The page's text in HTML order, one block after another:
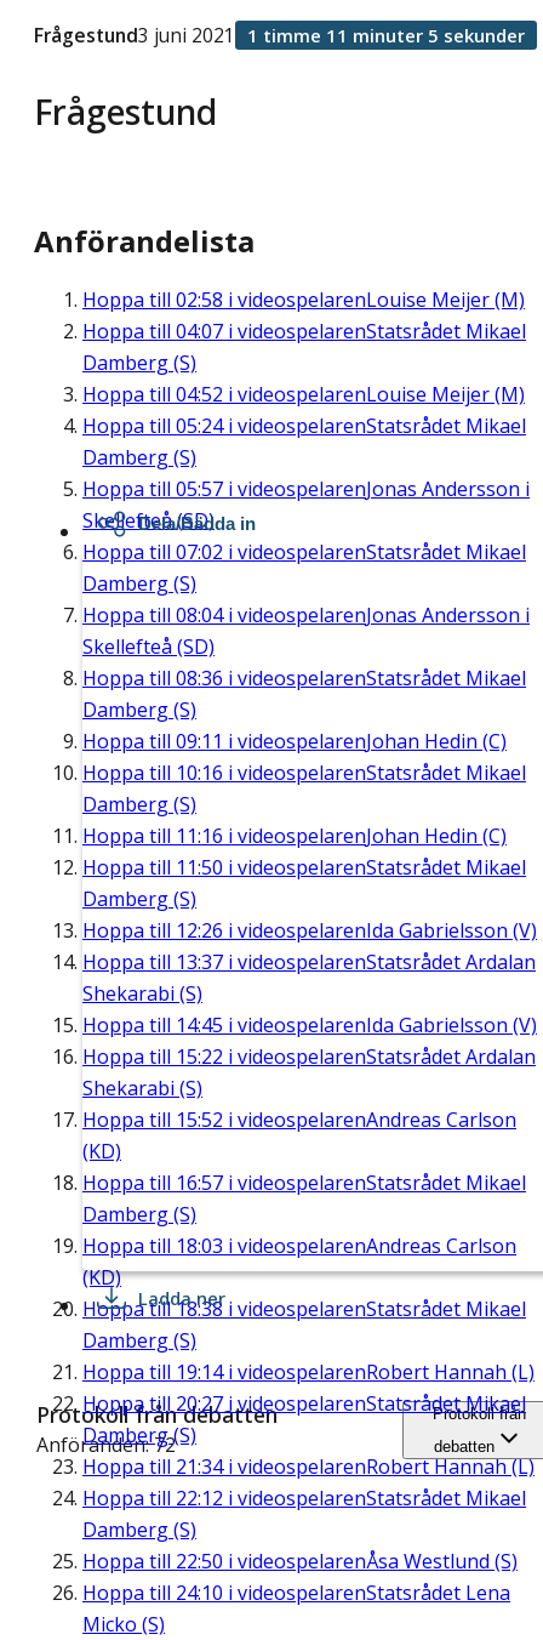
Frågestund
Frågestund3 juni 2021 1 timme 11 minuter 5 sekunder
Anförandelista
Hoppa till 02:58 i videospelarenLouise Meijer (M)
Hoppa till 04:07 i videospelarenStatsrådet Mikael
Damberg (S)
Hoppa till 04:52 i videospelarenLouise Meijer (M)
Hoppa till 05:24i videospelarenStatsrådet Mikael
Damberg (S)
Hoppa till 05:57 i videospelarenJonas Andersson i
Skellefteå (SD)
Hoppa till 07:02 i videospelarenStatsrådet Mikael
Damberg (S)
Hoppa till 08:04i videospelarenJonas Andersson i
Skellefteå (SD)
Hoppa till 08:36 i videospelarenStatsrådet Mikael
Damberg (S)
Hoppa till 09:11 i videospelarenJohan Hedin (C)
Hoppa till 10:16 i videospelarenStatsrådet Mikael
Damberg (S)
Hoppa till 11:16 i videospelarenJohan Hedin (C)
Hoppa till 11:50 i videospelarenStatsrådet Mikael
Damberg (S)
Hoppa till 12:26 i videospelarenIda Gabrielsson (V)
Hoppa till 13:37 i videospelarenStatsrådet Ardalan
Shekarabi (S)
Hoppa till 14:45 i videospelarenIda Gabrielsson (V)
Hoppa till 15:22 i videospelarenStatsrådet Ardalan
Shekarabi (S)
Hoppa till 15:52 i videospelarenAndreas Carlson
(KD)
Hoppa till 16:57 i videospelarenStatsrådet Mikael
Damberg (S)
Hoppa till 18:03 i videospelarenAndreas Carlson
(KD)
Hoppa till18:38 i videospelarenStatsrådet Mikael
Damberg (S)
Hoppa till 19:14i videospelarenRobert Hannah (L)
Hoppa till 20:27 i videospelarenStatsrådet Mikael
Damberg (S)
Hoppa till 21:34i videospelarenRobert Hannah (L)
Hoppa till 22:12 i videospelarenStatsrådet Mikael
Damberg (S)
Hoppa till 22:50 i videospelarenÅsa Westlund (S)
Hoppa till 24:10 i videospelarenStatsrådet Lena
Micko (S)
Dela/Bädda in
Ladda ner
Protokoll från debatten
Anföranden: 72
Protokoll från
debatten